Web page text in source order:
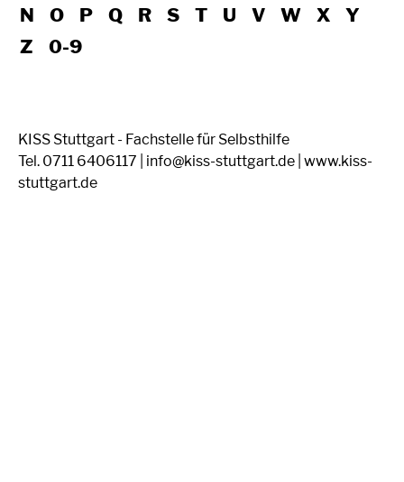
N
O P Q R S T U V W X
Y
Z
0-9
KISS Stuttgart - Fachstelle für Selbsthilfe
Tel. 0711 6406117 | info@kiss-stuttgart.de | www.kiss-
stuttgart.de